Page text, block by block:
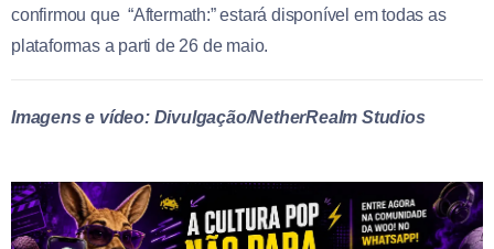
confirmou que “Aftermath:” estará disponível em todas as
plataformas a parti de 26 de maio.
Imagens e vídeo: Divulgação/NetherRealm Studios